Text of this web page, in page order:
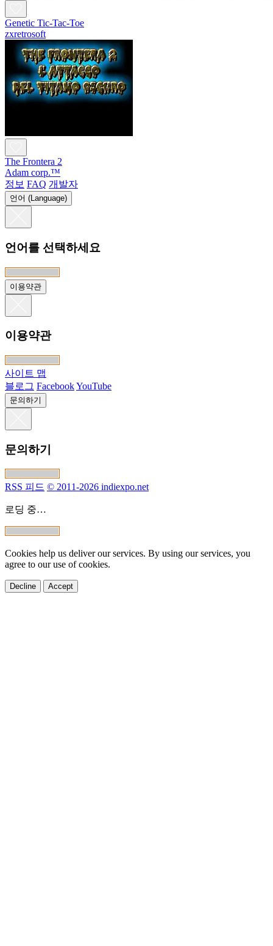
Genetic Tic-Tac-Toe
zxretrosoft
The Frontera 2
Adam corp.™
정보 FAQ 개발자
언어 (Language)
언어를 선택하세요
이용약관
이용약관
사이트 맵
블로그 FacebookYouTube
문의하기
문의하기
RSS 피드 © 2011-2026 indiexpo.net
로딩 중…
Cookies help us deliver our services. By using our services, you
agree to our use of cookies.
Decline Accept